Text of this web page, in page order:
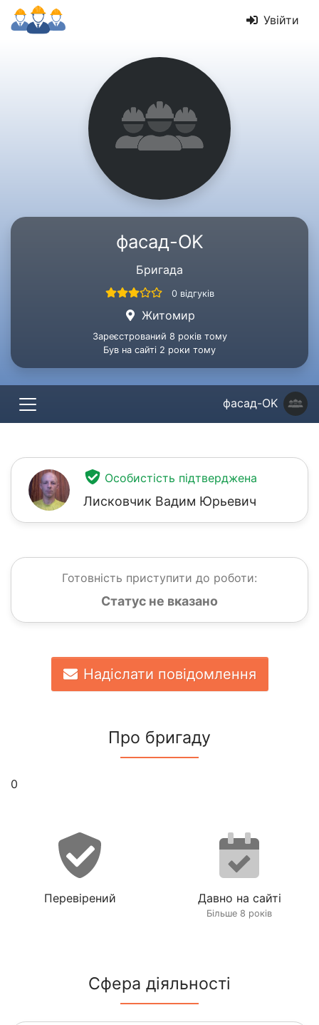
Увійти
фасад-OK
Бригада
0 відгуків
Житомир
Зареєстрований 8 років тому
Був на сайті 2 роки тому
фасад-OK
Особистість підтверджена
Лисковчик Вадим Юрьевич
Готовність приступити до роботи:
Статус не вказано
Надіслати повідомлення
Про бригаду
0
Перевірений Давно на сайті
Більше 8 років
Сфера діяльності